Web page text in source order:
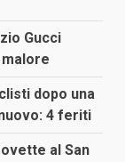
Gucci
dopo una
4 feriti
al San